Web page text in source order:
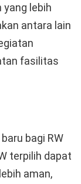
yang lebih
antara lain
fasilitas
bagi RW
terpilih dapat
aman,